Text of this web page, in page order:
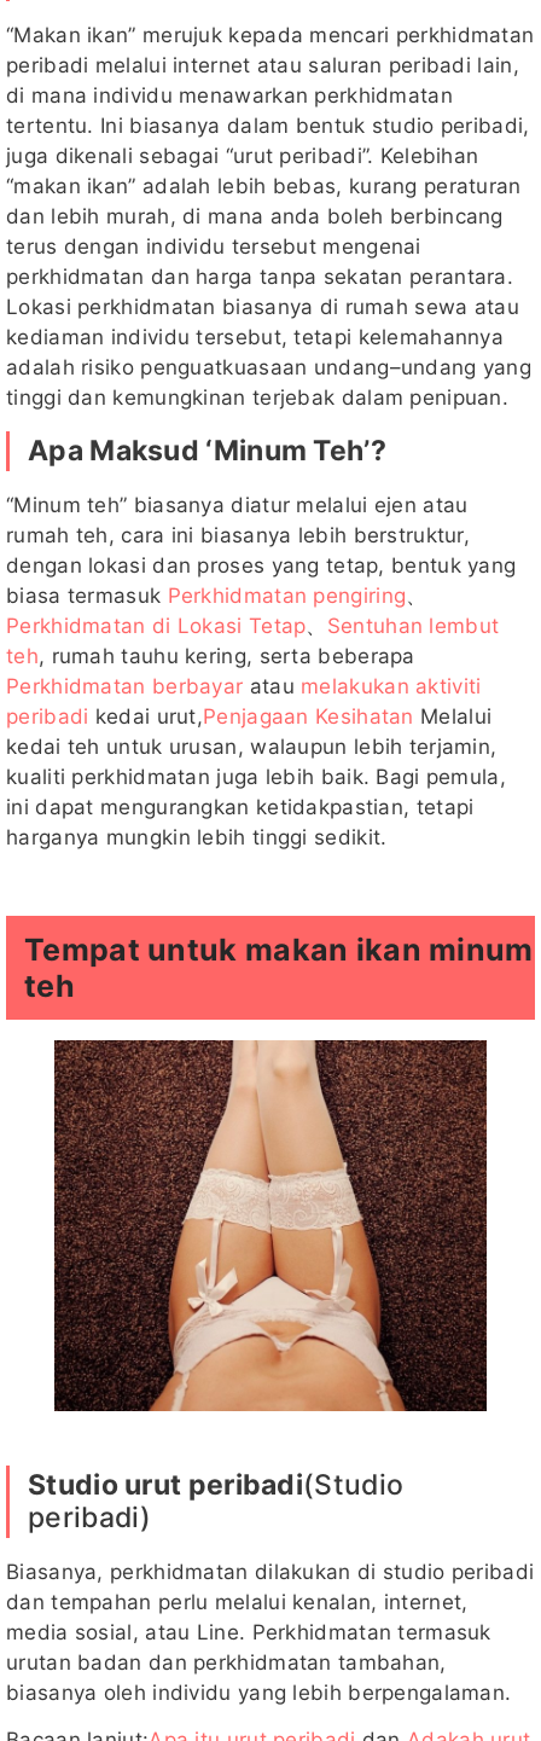
“Makan ikan” merujuk kepada mencari perkhidmatan
peribadi melalui internet atau saluran peribadi lain,
di mana individu menawarkan perkhidmatan
tertentu. Ini biasanya dalam bentuk studio peribadi,
juga dikenali sebagai “urut peribadi”. Kelebihan
“makan ikan” adalah lebih bebas, kurang peraturan
dan lebih murah, di mana anda boleh berbincang
terus dengan individu tersebut mengenai
perkhidmatan dan harga tanpa sekatan perantara.
Lokasi perkhidmatan biasanya di rumah sewa atau
kediaman individu tersebut, tetapi kelemahannya
adalah risiko penguatkuasaan undang–undang yang
tinggi dan kemungkinan terjebak dalam penipuan.
Apa Maksud ‘Minum Teh’?
“Minum teh” biasanya diatur melalui ejen atau
rumah teh, cara ini biasanya lebih berstruktur,
dengan lokasi dan proses yang tetap, bentuk yang
biasa termasuk Perkhidmatan pengiring、
Perkhidmatan di Lokasi Tetap、 Sentuhan lembut
teh, rumah tauhu kering, serta beberapa
Perkhidmatan berbayar atau melakukan aktiviti
peribadi kedai urut,Penjagaan Kesihatan Melalui
kedai teh untuk urusan, walaupun lebih terjamin,
kualiti perkhidmatan juga lebih baik. Bagi pemula,
ini dapat mengurangkan ketidakpastian, tetapi
harganya mungkin lebih tinggi sedikit.
Tempat untuk makan ikan minum
teh
Studio urut peribadi(Studio
peribadi)
Biasanya, perkhidmatan dilakukan di studio peribadi
dan tempahan perlu melalui kenalan, internet,
media sosial, atau Line. Perkhidmatan termasuk
urutan badan dan perkhidmatan tambahan,
biasanya oleh individu yang lebih berpengalaman.